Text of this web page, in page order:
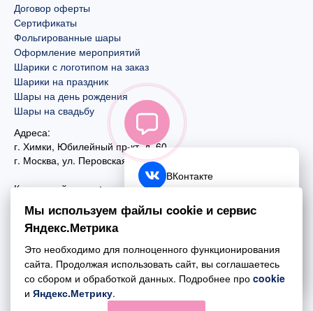
Договор оферты
Сертификаты
Фольгированные шары
Оформление мероприятий
Шарики с логотипом на заказ
Шарики на праздник
Шары на день рождения
Шары на свадьбу
Адреса:
г. Химки, Юбилейный пр-кт, д. 60
г. Москва, ул. Перовская, д. 59
Контактный номер:
+7 (495) 970-44-75
Почта:
mail@esta-fiesta.ru
Режим работы интернет-магазина:
ПН-ВС с 09:00 до 21:00
ВКонтакте
Telegram
Обратный звонок
Мы используем файлы cookie и сервис
Яндекс.Метрика
Это необходимо для полноценного функционирования
сайта. Продолжая использовать сайт, вы соглашаетесь
со сбором и обработкой данных. Подробнее про cookie
и Яндекс.Метрику.